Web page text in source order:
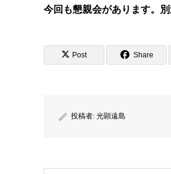
今回も懇親会があります。
Post Share
投稿者: 光顕遠島